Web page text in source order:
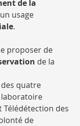
de la
usage
.
proposer de
de la
quatre
laboratoire
des
de